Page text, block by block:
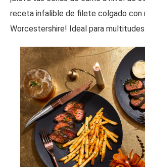
receta infalible de filete colgado con
Worcestershire! Ideal para multitudes.